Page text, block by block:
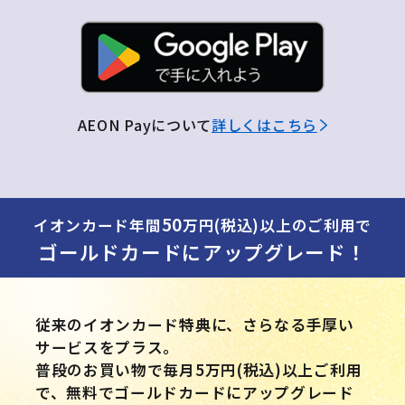
AEON Payについて詳しくはこちら
イオンカード年間50万円(税込)以上のご利用で
ゴールドカードにアップグレード！
従来のイオンカード特典に、さらなる手厚い
サービスをプラス。
普段のお買い物で毎月5万円(税込)以上ご利用
で、無料でゴールドカードにアップグレード